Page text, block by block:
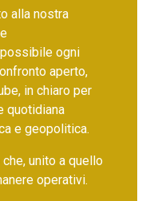
alla nostra
ogni
aperto,
in chiaro per
quotidiana
e geopolitica.
unito a quello
operativi.